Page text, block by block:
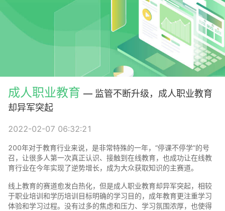
成人职业教育 — 监管不断升级，成人职业教育
却异军突起
2022-02-07 06:32:21
200年对于教育行业来说，是非常特殊的一年，“停课不停学”的号
召，让很多人第一次真正认识、接触到在线教育，也成功让在线教
育行业在今年实现了逆势增长，成为大众获取知识的主赛道。
线上教育的赛道愈发白热化，但是成人职业教育却异军突起，相较
于职业培训和学历培训目标明确的学习目的，成年教育更注重学习
体验和学习过程。没有过多的焦虑和压力、学习氛围浓厚，也使得